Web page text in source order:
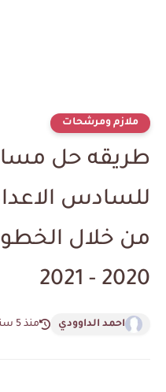
ملازم ومرشحات
طريقه حل
للسادس
من خلال
2020 - 2021
احمد الداوودي منذ 5 سنة